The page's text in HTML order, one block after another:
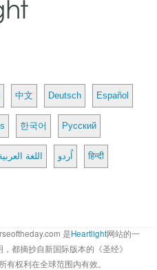
中文 Deutsch Español
한국어 Русский
اللغة اُردو हिन्दी
是Heartlight网站的一
都摘抄自新国际版本的《圣经》
权利在全球范围内有效。